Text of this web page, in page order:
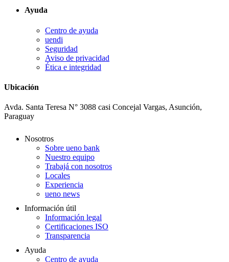
Ayuda
Centro de ayuda
uendi
Seguridad
Aviso de privacidad
Ética e integridad
Ubicación
Avda. Santa Teresa N° 3088 casi Concejal Vargas, Asunción,
Paraguay
Nosotros
Sobre ueno bank
Nuestro equipo
Trabajá con nosotros
Locales
Experiencia
ueno news
Información útil
Información legal
Certificaciones ISO
Transparencia
Ayuda
Centro de ayuda